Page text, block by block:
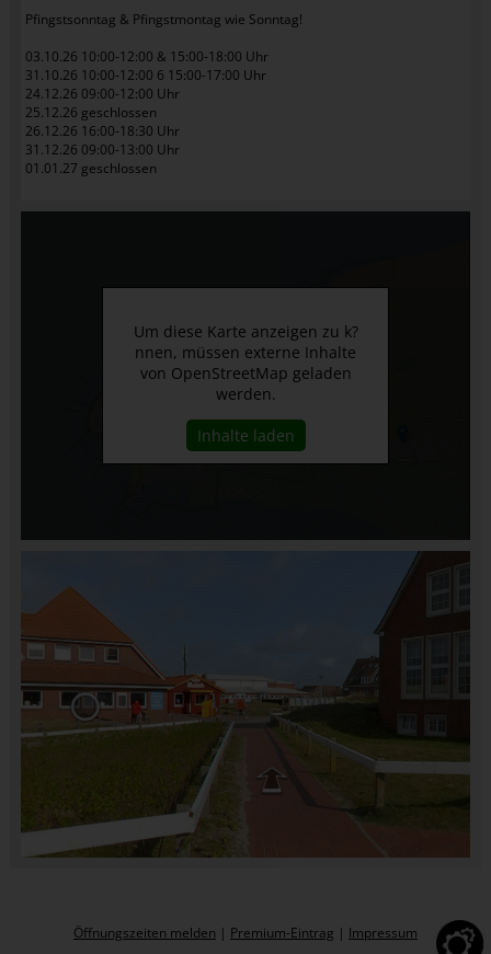
Pfingstsonntag & Pfingstmontag wie Sonntag!
03.10.26 10:00-12:00 & 15:00-18:00 Uhr
31.10.26 10:00-12:00 6 15:00-17:00 Uhr
24.12.26 09:00-12:00 Uhr
25.12.26 geschlossen
26.12.26 16:00-18:30 Uhr
31.12.26 09:00-13:00 Uhr
01.01.27 geschlossen
Um diese Karte anzeigen zu k?
nnen, müssen externe Inhalte
von OpenStreetMap geladen
werden.
Inhalte laden
Öffnungszeiten melden | Premium-Eintrag | Impressum